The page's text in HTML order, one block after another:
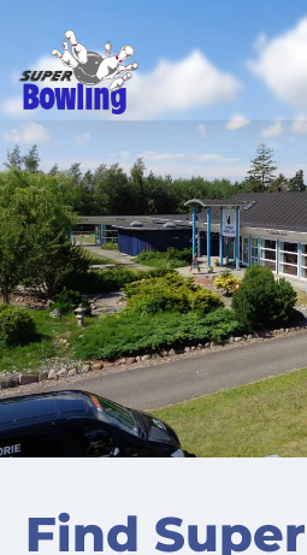
Gå til hovedindhold
Find